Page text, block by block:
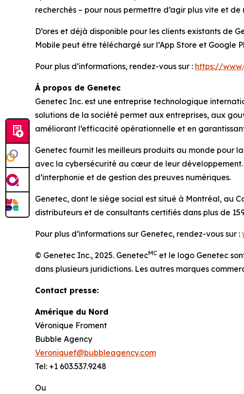
recherchés – pour nous permettre d’agir plus vite et de
D’ores et déjà disponible pour les clients existants de
Mobile peut être téléchargé sur l’App Store et Google
Pour plus d’informations, rendez-vous sur : https://
À propos de Genetec
Genetec Inc. est une entreprise technologique
solutions de la société permet aux entreprises, aux
améliorant l’efficacité opérationnelle et en
Genetec fournit les meilleurs produits au monde pour
avec la cybersécurité au cœur de leur
d’interphonie et de gestion des preuves numériques.
Genetec, dont le siège social est situé à Montréal, au
distributeurs et de consultants certifiés dans plus de
Pour plus d’informations sur Genetec, rendez-vous sur :
© Genetec Inc., 2025. GenetecMC et le logo Genetec
dans plusieurs juridictions. Les autres marques
Contact presse:
Amérique du Nord
Véronique Froment
Bubble Agency
Veroniquef@bubbleagency.com
Tel: +1 603.537.9248
Ou